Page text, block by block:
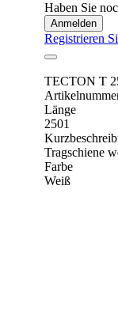
Haben Sie
Anmelden
Registrieren
TECTON T
Länge
2501
Tragschiene
Farbe
Weiß